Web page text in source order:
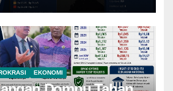
EKONOMI